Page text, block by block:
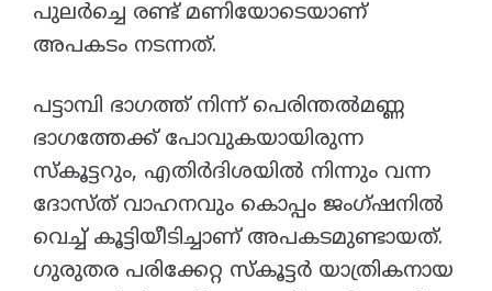
പുലർച്ചെ രണ്ട് മണിയോടെയാണ്
അപകടം നടന്നത്.
പട്ടാമ്പി ഭാഗത്ത് നിന്ന് പെരിന്തൽമണ്ണ
ഭാഗത്തേക്ക് പോവുകയായിരുന്ന
സ്കൂട്ടറും, എതിർദിശയിൽ നിന്നും വന്ന
ദോസ്ത് വാഹനവും കൊപ്പം ജംഗ്ഷനിൽ
വെച്ച് കൂട്ടിയീടിച്ചാണ് അപകടമുണ്ടായത്.
ഗുരുതര പരിക്കേറ്റ സ്കൂട്ടർ യാത്രികനായ